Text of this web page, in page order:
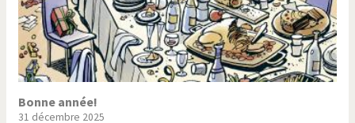
Hopp Deutschland Israël - Palestine
L'Amérique et les armes L'Iran tremble
La Chine et nous
La Corée du Nord: guerre ou
Bonne année!
31 décembre 2025